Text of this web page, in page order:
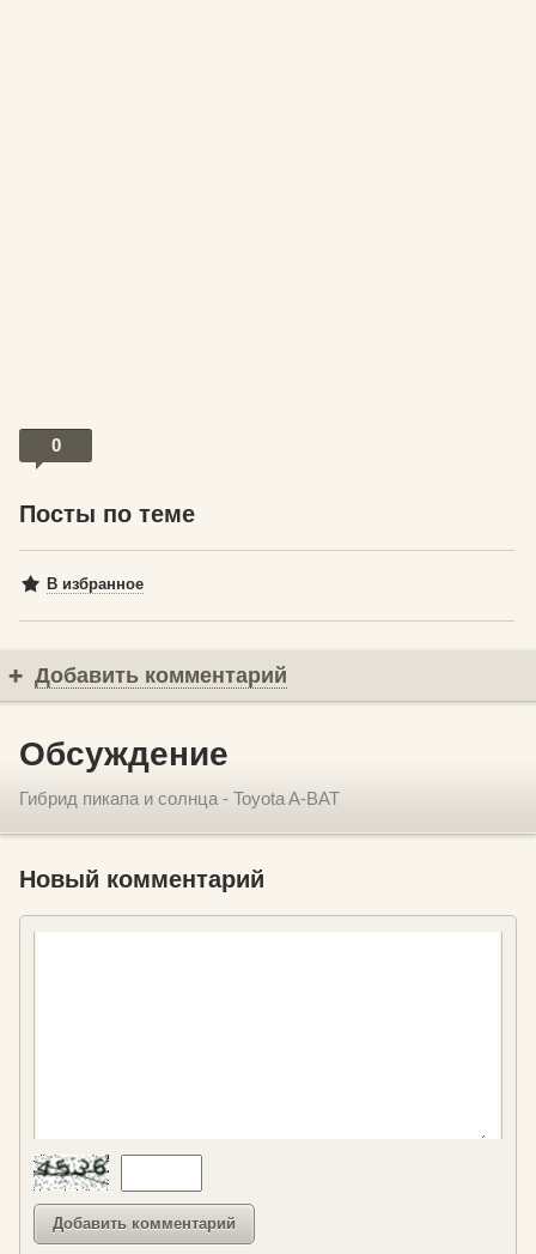
0
Посты по теме
В избранное
Добавить комментарий
Обсуждение
Гибрид пикапа и солнца - Toyota A-BAT
Новый комментарий